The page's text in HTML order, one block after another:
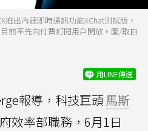
出內建即時通訊功能XChat測試版，
前率先向付費訂閱用戶開放。圖/取自
用LINE傳送
報導，科技巨頭 馬斯
效率部職務，6月1日